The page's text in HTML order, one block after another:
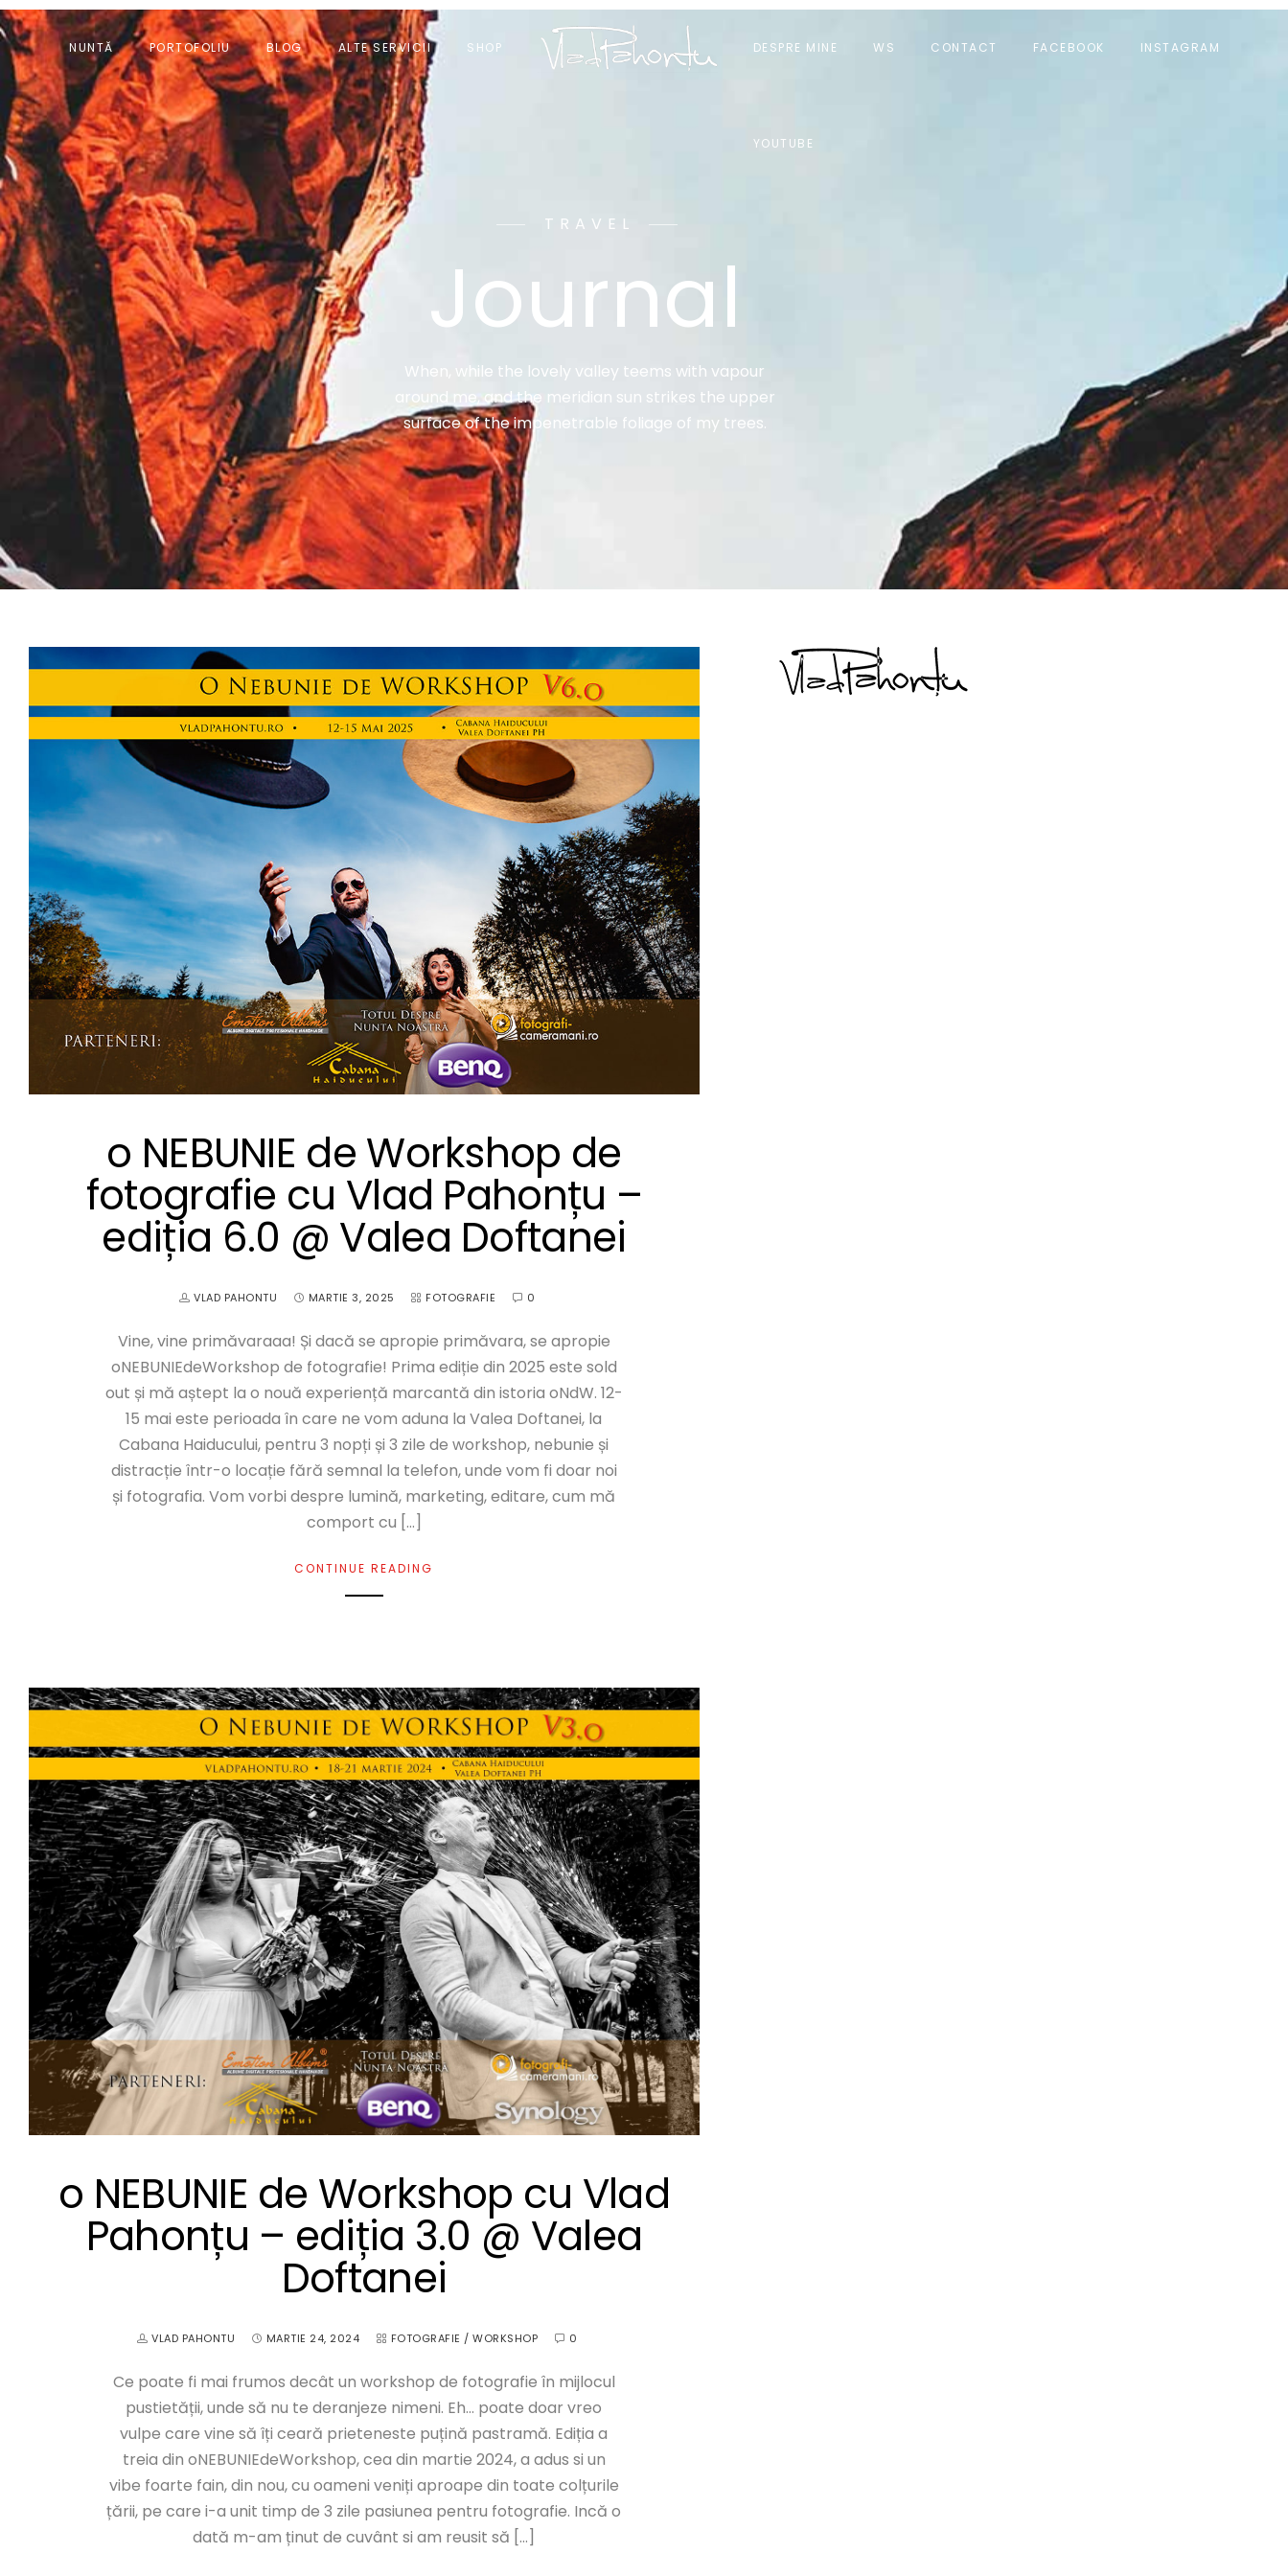
NUNTĂ PORTOFOLIU BLOG ALTE SERVICII SHOP DESPRE MINE WS CONTACT FACEBOOK INSTAGRAM
YOUTUBE
TRAVEL
Journal
When, while the lovely valley teems with vapour
around me, and the meridian sun strikes the upper
surface of the impenetrable foliage of my trees.
o NEBUNIE de Workshop de
fotografie cu Vlad Pahonțu –
ediția 6.0 @ Valea Doftanei
VLAD PAHONTU MARTIE 3, 2025 FOTOGRAFIE 0
Vine, vine primăvaraaa! Și dacă se apropie primăvara, se apropie
oNEBUNIEdeWorkshop de fotografie! Prima ediție din 2025 este sold
out și mă aștept la o nouă experiență marcantă din istoria oNdW. 12-
15 mai este perioada în care ne vom aduna la Valea Doftanei, la
Cabana Haiducului, pentru 3 nopți și 3 zile de workshop, nebunie și
distracție într-o locație fără semnal la telefon, unde vom fi doar noi
și fotografia. Vom vorbi despre lumină, marketing, editare, cum mă
comport cu […]
CONTINUE READING
o NEBUNIE de Workshop cu Vlad
Pahonțu – ediția 3.0 @ Valea
Doftanei
VLAD PAHONTU MARTIE 24, 2024 FOTOGRAFIE /WORKSHOP 0
Ce poate fi mai frumos decât un workshop de fotografie în mijlocul
pustietății, unde să nu te deranjeze nimeni. Eh… poate doar vreo
vulpe care vine să îți ceară prieteneste puțină pastramă. Ediția a
treia din oNEBUNIEdeWorkshop, cea din martie 2024, a adus si un
vibe foarte fain, din nou, cu oameni veniți aproape din toate colțurile
țării, pe care i-a unit timp de 3 zile pasiunea pentru fotografie. Incă o
dată m-am ținut de cuvânt si am reusit să […]